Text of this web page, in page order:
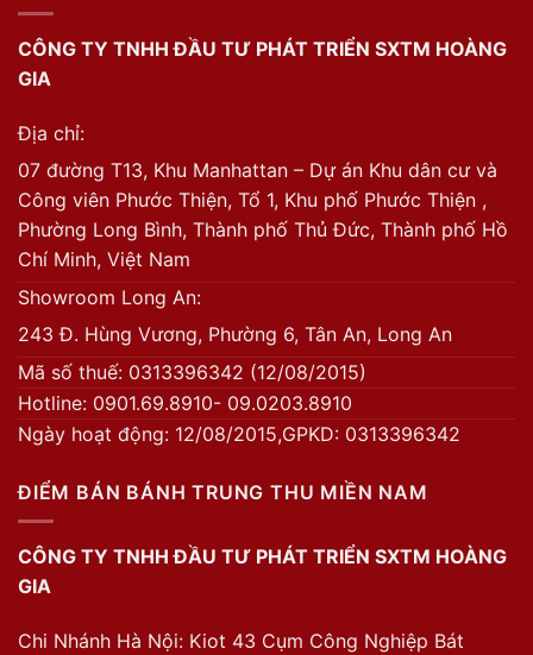
CÔNG TY TNHH ĐẦU TƯ PHÁT TRIỂN SXTM HOÀNG
GIA
Địa chỉ:
07 đường T13, Khu Manhattan – Dự án Khu dân cư và
Công viên Phước Thiện, Tổ 1, Khu phố Phước Thiện ,
Phường Long Bình, Thành phố Thủ Đức, Thành phố Hồ
Chí Minh, Việt Nam
Showroom Long An:
243 Đ. Hùng Vương, Phường 6, Tân An, Long An
Mã số thuế: 0313396342 (12/08/2015)
Hotline: 0901.69.8910- 09.0203.8910
Ngày hoạt động: 12/08/2015,GPKD: 0313396342
ĐIỂM BÁN BÁNH TRUNG THU MIỀN NAM
CÔNG TY TNHH ĐẦU TƯ PHÁT TRIỂN SXTM HOÀNG
GIA
Chi Nhánh Hà Nội: Kiot 43 Cụm Công Nghiệp Bát